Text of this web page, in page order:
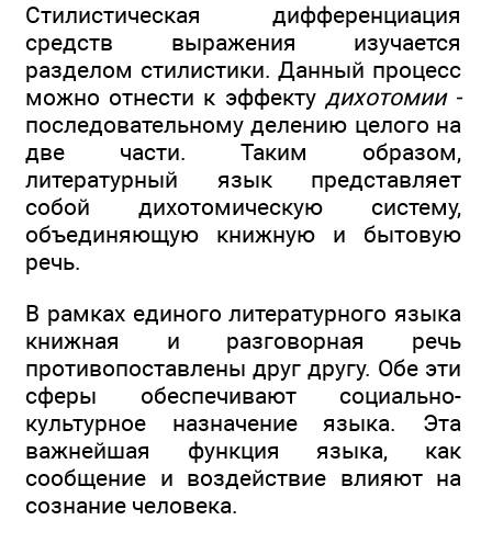
Стилистическая дифференциация
средств выражения изучается
разделом стилистики. Данный процесс
можно отнести к эффекту дихотомии -
последовательному делению целого на
две части. Таким образом,
литературный язык представляет
собой дихотомическую систему,
объединяющую книжную и бытовую
речь.
В рамках единого литературного языка
книжная и разговорная речь
противопоставлены друг другу. Обе эти
сферы обеспечивают социально-
культурное назначение языка. Эта
важнейшая функция языка, как
сообщение и воздействие влияют на
сознание человека.